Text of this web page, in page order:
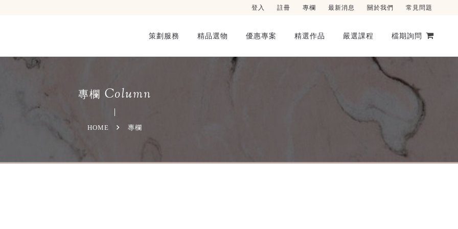
登入 註冊 專欄 最新消息 關於我們 常見問題
策劃服務 精品選物 優惠專案 精選作品 嚴選課程 檔期詢問
專欄 Column
HOME 專欄